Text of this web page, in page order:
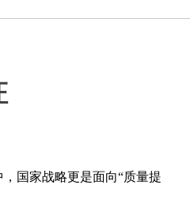
国家战略更是面向“质量提